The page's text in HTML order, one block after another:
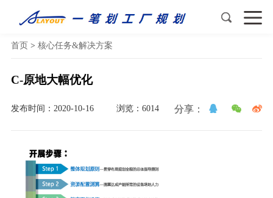
首页 > 核心任务&解决方案
C-原地大幅优化
发布时间：2020-10-16 浏览：6014 分享：